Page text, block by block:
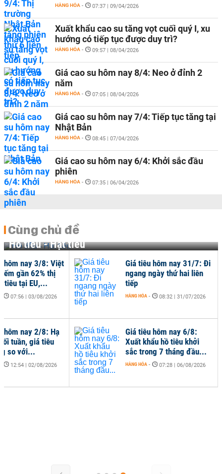
HÀNG HÓA - 07:37 | 09/04/2026
Xuất khẩu cao su tăng vọt cuối quý I, xu
hướng có tiếp tục được duy trì?
HÀNG HÓA - 09:57 | 08/04/2026
Giá cao su hôm nay 8/4: Neo ở đỉnh 2
năm
HÀNG HÓA - 07:05 | 08/04/2026
Giá cao su hôm nay 7/4: Tiếp tục tăng tại
Nhật Bản
HÀNG HÓA - 08:45 | 07/04/2026
Giá cao su hôm nay 6/4: Khởi sắc đầu
phiên
HÀNG HÓA - 07:35 | 06/04/2026
Cùng chủ đề
Hồ tiêu - Hạt tiêu
Giá tiêu hôm nay 6/8:
Xuất khẩu hồ tiêu khởi
sắc trong 7 tháng đầu...
HÀNG HÓA - 07:28 | 06/08/2026
hôm nay 3/8: Việt
gần 62% thị
tiêu tại EU,...
07:56 | 03/08/2026
hôm nay 2/8: Hạ
tuần, giá tiêu
so với...
12:54 | 02/08/2026
Giá tiêu hôm nay 31/7: Đi
ngang ngày thứ hai liên
tiếp
HÀNG HÓA - 08:32 | 31/07/2026